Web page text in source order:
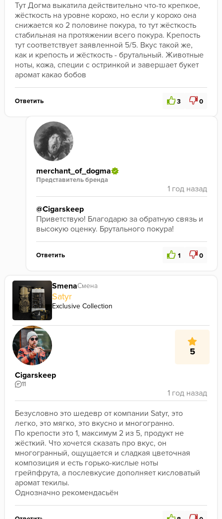
Тут Догма выкатила действительно что-то крепкое,
жёсткость на уровне корохо, но если у корохо она
снижается ко 2 половине покура, то тут жёсткость
стабильная на протяжении всего покура. Крепость
тут соответствует заявленной 5/5. Вкус такой же,
как и крепость и жёсткость - брутальный. Животные
ноты, кожа, специи с остринкой и завершает букет
аромат какао бобов
Ответить 3 0
merchant_of_dogma
Представитель бренда
@Cigarskeep
Приветствую! Благодарю за обратную связь и
высокую оценку. Брутального покура!
Ответить 1 0
SmenaСмена
Satyr
Exclusive Collection
5
Cigarskeep
11
Безусловно это шедевр от компании Satyr, это
легко, это мягко, это вкусно и многогранно.
По крепости это 1, максимум 2 из 5, продукт не
жёсткий. Что хочется сказать про вкус, он
многогранный, ощущается и сладкая цветочная
композиция и есть горько-кислые ноты
грейпфрута, а послевкусие дополняет кисловатый
аромат текилы.
Однозначно рекомендасьён